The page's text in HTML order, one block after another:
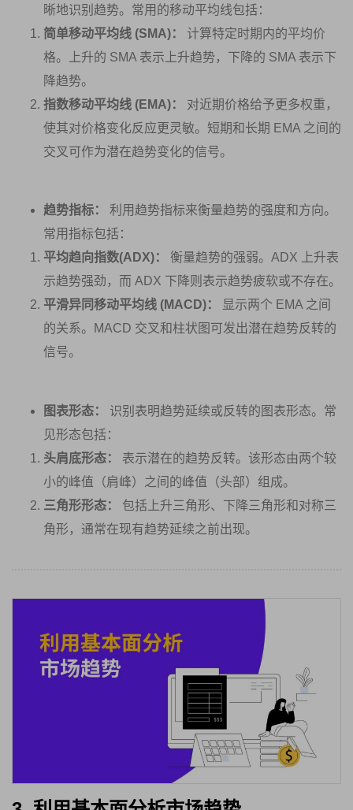
晰地识别趋势。常用的移动平均线包括：
简单移动平均线 (SMA)：
计算特定时期内的平均价
格。上升的 SMA 表示上升趋势，下降的 SMA 表示下
降趋势。
指数移动平均线 (EMA)：
对近期价格给予更多权重，
使其对价格变化反应更灵敏。短期和长期 EMA 之间的
交叉可作为潜在趋势变化的信号。
趋势指标：
利用趋势指标来衡量趋势的强度和方向。
常用指标包括：
平均趋向指数(ADX)：
衡量趋势的强弱。ADX 上升表
示趋势强劲，而 ADX 下降则表示趋势疲软或不存在。
平滑异同移动平均线 (MACD)：
显示两个 EMA 之间
的关系。MACD 交叉和柱状图可发出潜在趋势反转的
信号。
图表形态：
识别表明趋势延续或反转的图表形态。常
见形态包括：
头肩底形态：
表示潜在的趋势反转。该形态由两个较
小的峰值（肩峰）之间的峰值（头部）组成。
三角形形态：
包括上升三角形、下降三角形和对称三
角形，通常在现有趋势延续之前出现。